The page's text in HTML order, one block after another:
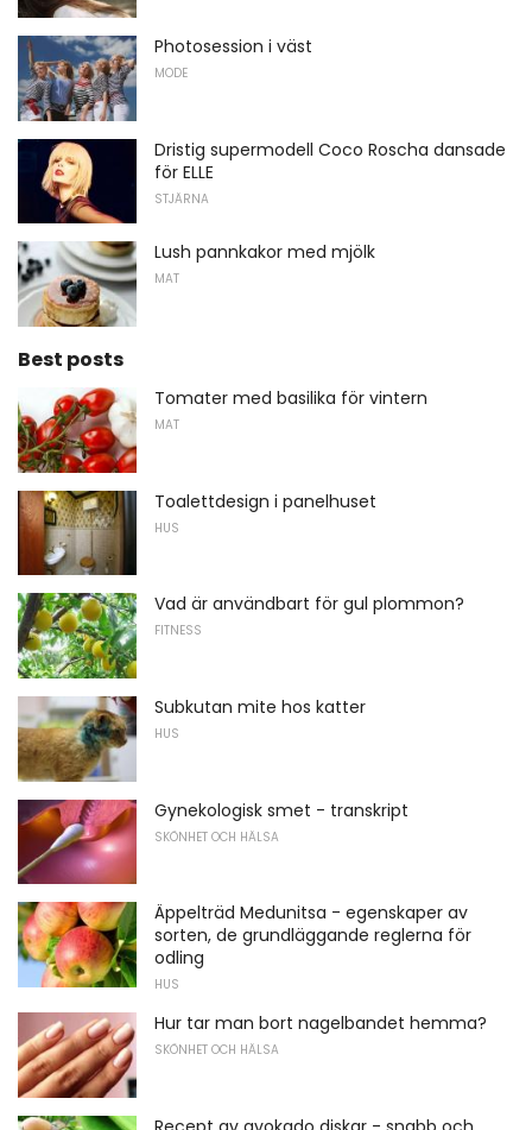
Photosession i väst
MODE
Dristig supermodell Coco Roscha dansade
för ELLE
STJÄRNA
Lush pannkakor med mjölk
MAT
Best posts
Tomater med basilika för vintern
MAT
Toalettdesign i panelhuset
HUS
Vad är användbart för gul plommon?
FITNESS
Subkutan mite hos katter
HUS
Gynekologisk smet - transkript
SKÖNHET OCH HÄLSA
Äppelträd Medunitsa - egenskaper av
sorten, de grundläggande reglerna för
odling
HUS
Hur tar man bort nagelbandet hemma?
SKÖNHET OCH HÄLSA